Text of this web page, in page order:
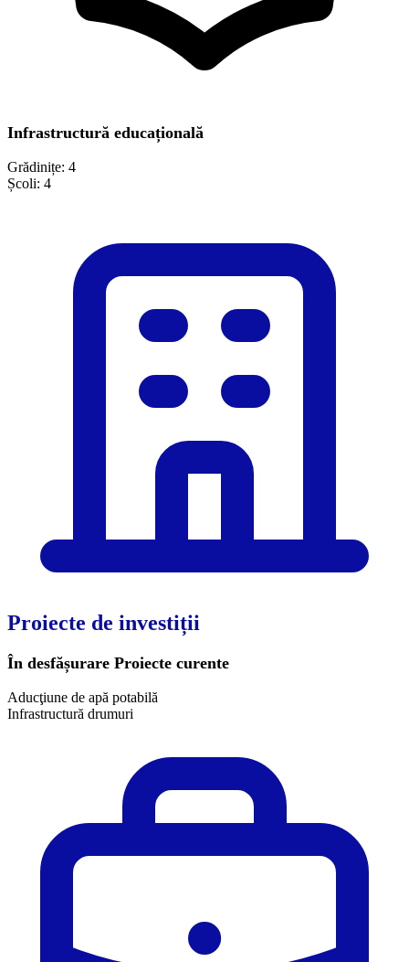
Infrastructură educațională
Grădinițe: 4
Școli: 4
Proiecte de investiții
În desfășurare Proiecte curente
Aducţiune de apă potabilă
Infrastructură drumuri